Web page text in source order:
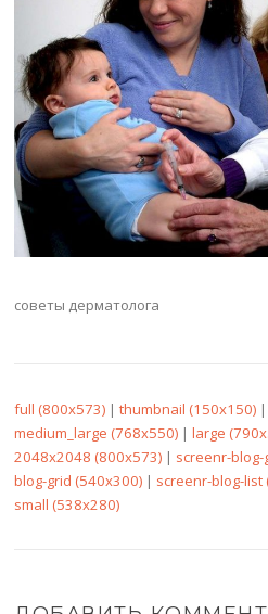
советы дерматолога
full (800x573) |thumbnail (150x150)
medium_large (768x550) |large
2048x2048 (800x573) | screenr-
blog-grid (540x300) | screenr-blog-list
small (538x280)